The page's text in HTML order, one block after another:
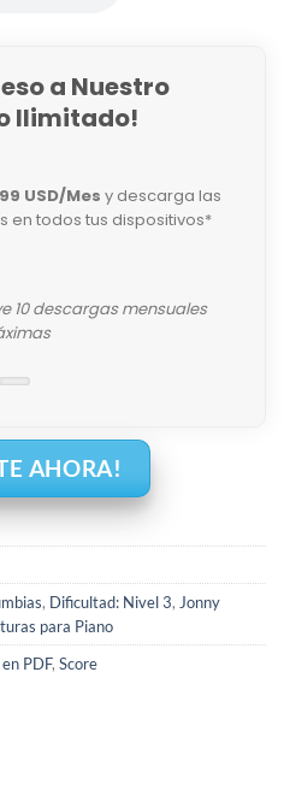
a Nuestro
Ilimitado!
USD/Mes y descarga las
en todos tus dispositivos*
10 descargas mensuales
AHORA!
, Dificultad: Nivel 3, Jonny
para Piano
PDF, Score